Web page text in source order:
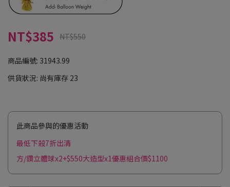
NT$385 NT$550
商品編號: 31943.99
供貨狀況: 尚有庫存 23
此商品參與的優惠活動
最低下殺7折出清
方/鑽立體球x2+$550大造型x1優惠組合價$1100